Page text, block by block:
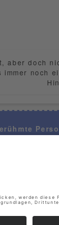
aber doch
noch